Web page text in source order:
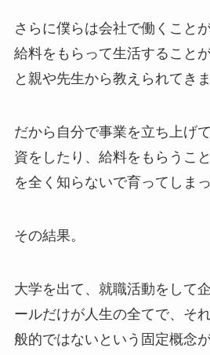
さらに僕らは会社で働くこと
給料をもらって生活すること
と親や先生から教えられてきま
だから自分で事業を立ち上げ
資をしたり、給料をもらうこ
を全く知らないで育ってしまっ
その結果。
大学を出て、就職活動をして
ールだけが人生の全てで、そ
般的ではないという固定概念